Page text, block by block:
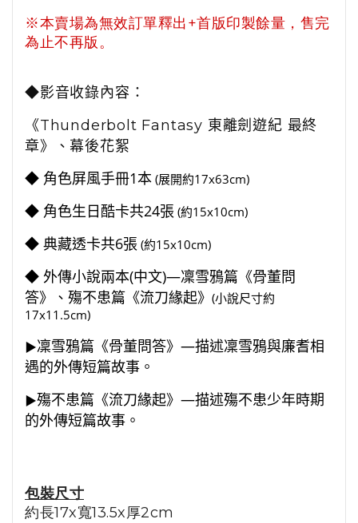
※本賣場為無效訂單釋出+首版印製餘量，售完
為止不再版。
◆影音收錄內容：
《Thunderbolt Fantasy 東離劍遊紀 最終
章》、幕後花絮
◆ 角色屏風手冊1本 (展開約17x63cm)
◆ 角色生日酷卡共24張 (約15x10cm)
◆ 典藏透卡共6張 (約15x10cm)
◆ 外傳小說兩本(中文)—凜雪鴉篇《骨董問
答》
、 殤不患篇《流刀緣起》 (小說尺寸約
17x11.5cm)
▶︎凜雪鴉篇《骨董問答》—描述凜雪鴉與廉耆相
遇的外傳短篇故事。
▶︎殤不患篇《流刀緣起》—描述殤不患少年時期
的外傳短篇故事。
包裝尺寸
約長17x寬13.5x厚2cm